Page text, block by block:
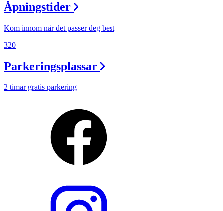
Åpningstider
Kom innom når det passer deg best
320
Parkeringsplassar
2 timar gratis parkering